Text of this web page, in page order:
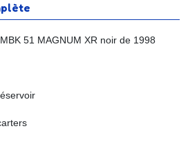
51 MAGNUM XR noir de 1998